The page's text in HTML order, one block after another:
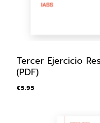
Tercer Ejercicio
(PDF)
€5.95